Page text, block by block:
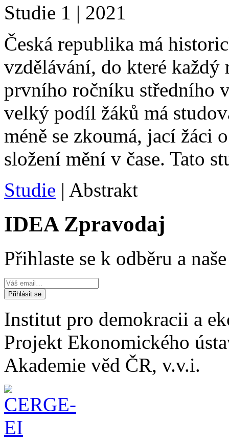
Studie 1 | 2021
Česká republika má
vzdělávání, do které
prvního ročníku středního
velký podíl žáků má
méně se zkoumá, jací žáci
složení mění v čase. Tato
Studie | Abstrakt
IDEA Zpravodaj
Přihlaste se k odběru a
Institut pro demokracii a
Projekt Ekonomického
Akademie věd ČR, v.v.i.